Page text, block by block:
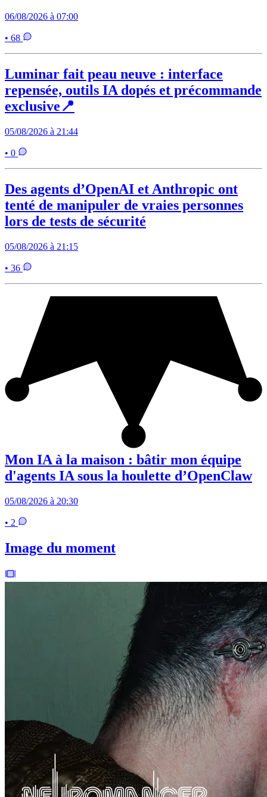
06/08/2026 à 07:00
• 68
Luminar fait peau neuve : interface
repensée, outils IA dopés et précommande
exclusive📍
05/08/2026 à 21:44
• 0
Des agents d’OpenAI et Anthropic ont
tenté de manipuler de vraies personnes
lors de tests de sécurité
05/08/2026 à 21:15
• 36
Mon IA à la maison : bâtir mon équipe
d'agents IA sous la houlette d’OpenClaw
05/08/2026 à 20:30
• 2
Image du moment